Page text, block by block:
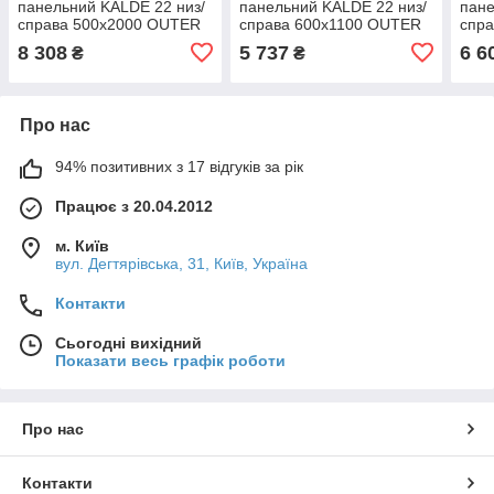
панельний KALDE 22 низ/
справа 500х2000 OUTER
8 308 ₴
панельний KALDE 22 низ/
справа 600х1100 OUTER
5 737₴ 6
Про нас
94% позитивних з 17 відгуків за рік
Працює з 20.04.2012
м. Київ
вул. Дегтярівська, 31, Київ, Україна
Контакти
Сьогодні вихідний
Показати весь графік роботи
Про нас
Контакти